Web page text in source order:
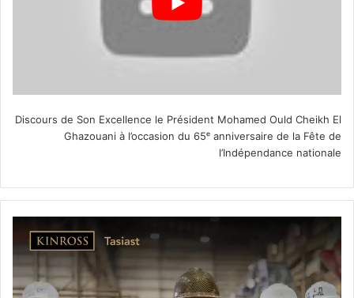
Discours de Son Excellence le Président Mohamed Ould Cheikh El
Ghazouani à l’occasion du 65ᵉ anniversaire de la Fête de
l’Indépendance nationale